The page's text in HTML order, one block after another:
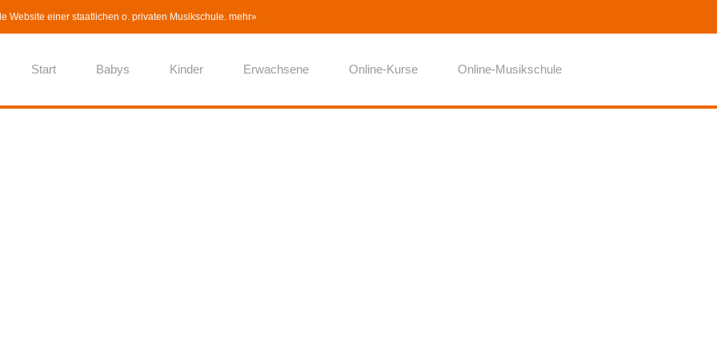
Website einer staatlichen o. privaten Musikschule. mehr»
Start Babys Kinder Erwachsene Online-Kurse Online-Musikschule